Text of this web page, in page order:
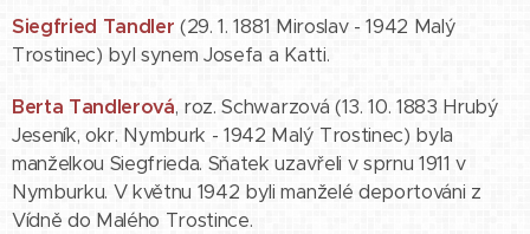
Siegfried Tandler (29. 1. 1881 Miroslav - 1942 Malý
Trostinec) byl synem Josefa a Katti.
Berta Tandlerová, roz. Schwarzová (13. 10. 1883 Hrubý
Jeseník, okr. Nymburk - 1942 Malý Trostinec) byla
manželkou Siegfrieda. Sňatek uzavřeli v sprnu 1911 v
Nymburku. V květnu 1942 byli manželé deportováni z
Vídně do Malého Trostince.